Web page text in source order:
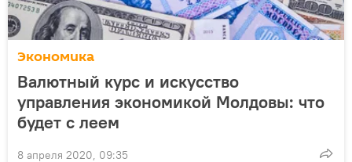
Экономика
Валютный курс и искусство
управления экономикой Молдовы: что
будет с леем
8 апреля 2020, 09:35